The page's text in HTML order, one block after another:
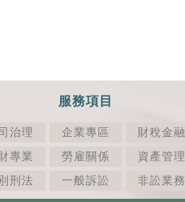
服務項目
治理 企業專區
財稅金融
專業
勞雇關係
資產管理
刑法
一般訴訟 非訟業務